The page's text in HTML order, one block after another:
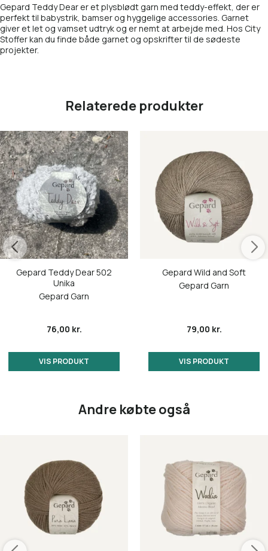
Gepard Teddy Dear er et plysblødt garn med teddy-effekt, der er
perfekt til babystrik, bamser og hyggelige accessories. Garnet
giver et let og vamset udtryk og er nemt at arbejde med. Hos City
Stoffer kan du finde både garnet og opskrifter til de sødeste
projekter.
Relaterede produkter
Gepard Teddy Dear 502
Unika
Gepard Garn
76,00 kr.
VIS PRODUKT
Gepard Wild and Soft
Gepard Garn
79,00 kr.
VIS PRODUKT
Andre købte også